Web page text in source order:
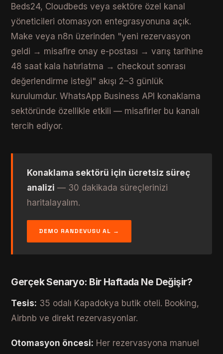
Beds24, Cloudbeds veya sektöre özel kanal
yöneticileri otomasyon entegrasyonuna açık.
Make veya n8n üzerinden "yeni rezervasyon
geldi → misafire onay e-postası → varış tarihine
48 saat kala hatırlatma → checkout sonrası
değerlendirme isteği" akışı 2–3 günlük
kurulumdur. WhatsApp Business API konaklama
sektöründe özellikle etkili — misafirler bu kanalı
tercih ediyor.
Konaklama sektörü için ücretsiz süreç
analizi — 30 dakikada süreçlerinizi
haritalayalım.
DEMO RANDEVUSU AL →
Gerçek Senaryo: Bir Haftada Ne Değişir?
Tesis: 35 odalı Kapadokya butik oteli. Booking,
Airbnb ve direkt rezervasyonlar.
Otomasyon öncesi: Her rezervasyona manuel